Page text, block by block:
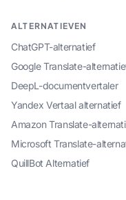
ALTERNATIEVEN
ChatGPT-alternatief
Google Translate-
DeepL-documentvertaler
Yandex Vertaal alternatief
Amazon Translate-
Microsoft Translate-
QuillBot Alternatief